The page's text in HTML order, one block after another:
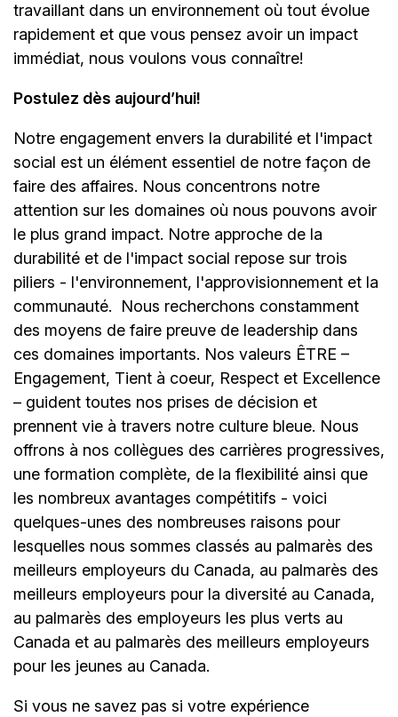
travaillant dans un environnement où tout évolue
rapidement et que vous pensez avoir un impact
immédiat, nous voulons vous connaître!
Postulez dès aujourd’hui!
Notre engagement envers la durabilité et l'impact
social est un élément essentiel de notre façon de
faire des affaires. Nous concentrons notre
attention sur les domaines où nous pouvons avoir
le plus grand impact. Notre approche de la
durabilité et de l'impact social repose sur trois
piliers - l'environnement, l'approvisionnement et la
communauté.
Nous recherchons constamment
des moyens de faire preuve de leadership dans
ces domaines importants. Nos valeurs ÊTRE –
Engagement, Tient à coeur, Respect et Excellence
– guident toutes nos prises de décision et
prennent vie à travers notre culture bleue. Nous
offrons à nos collègues des carrières progressives,
une formation complète, de la flexibilité ainsi que
les nombreux avantages compétitifs - voici
quelques-unes des nombreuses raisons pour
lesquelles nous sommes classés au palmarès des
meilleurs employeurs du Canada, au palmarès des
meilleurs employeurs pour la diversité au Canada,
au palmarès des employeurs les plus verts au
Canada et au palmarès des meilleurs employeurs
pour les jeunes au Canada.
Si vous ne savez pas si votre expérience